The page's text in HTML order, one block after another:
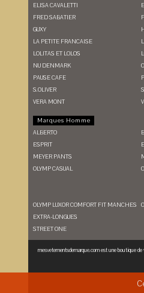
ELISA CAVALETTI
FRED SABATIER
GUXY
LA PETITE FRANCAISE
LOLITAS ET LOLOS
NU DENMARK
PAUSE CAFE
S.OLIVER
VERA MONT
Marques Homme
ALBERTO
ESPRIT
MEYER PANTS
OLYMP CASUAL
OLYMP LUXOR COMFORT FIT MANCHES
EXTRA-LONGUES
STREET ONE
mesvetementsdemarque.com est une boutique